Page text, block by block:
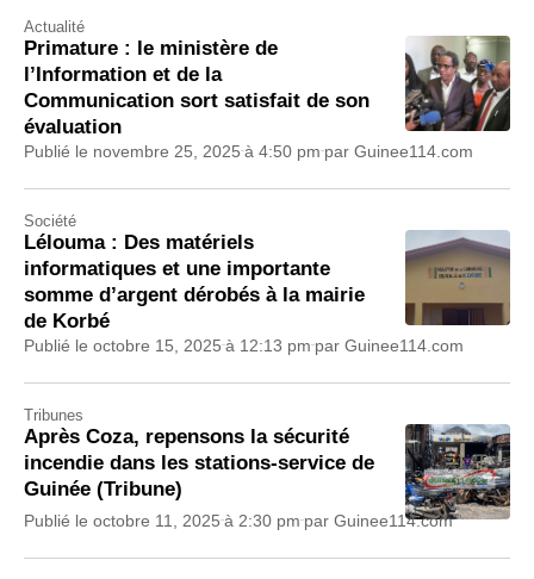
Actualité
Primature : le ministère de
l’Information et de la
Communication sort satisfait de son
évaluation
Publié le novembre 25, 2025 à 4:50 pm par Guinee114.com
Société
Lélouma : Des matériels
informatiques et une importante
somme d’argent dérobés à la mairie
de Korbé
Publié le octobre 15, 2025 à 12:13 pm par Guinee114.com
Tribunes
Après Coza, repensons la sécurité
incendie dans les stations-service de
Guinée (Tribune)
Publié le octobre 11, 2025 à 2:30 pm par Guinee114.com